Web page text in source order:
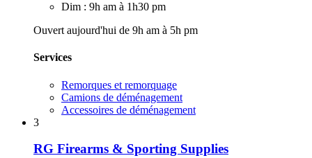
Dim : 9h am à 1h30 pm
Ouvert aujourd'hui de 9h am à 5h pm
Services
Remorques et remorquage
Camions de déménagement
Accessoires de déménagement
3
RG Firearms & Sporting Supplies